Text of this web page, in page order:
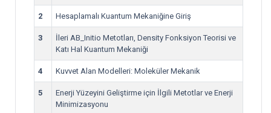
2 Hesaplamalı Kuantum Mekaniğine Giriş
3
İleri AB_Initio Metotları, Density Fonksiyon Teorisi ve
Katı Hal Kuantum Mekaniği
4 Kuvvet Alan Modelleri: Moleküler Mekanik
5
Enerji Yüzeyini Geliştirme için İlgili Metotlar ve Enerji
Minimizasyonu